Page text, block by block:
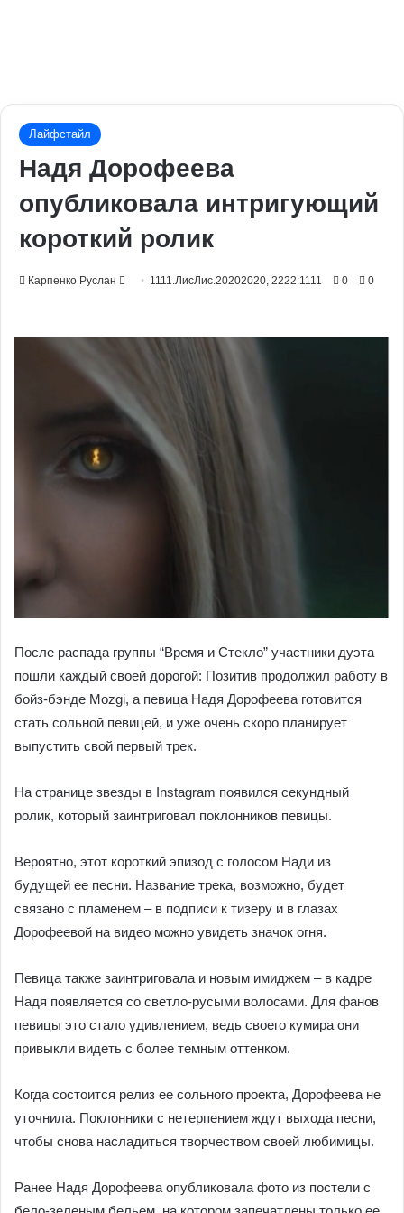
Лайфстайл
Надя Дорофеева
опубликовала интригующий
короткий ролик
Карпенко Руслан
Send 1111.ЛисЛис.20202020, 2222:1111 0 0
После распада группы “Время и Стекло” участники дуэта
пошли каждый своей дорогой: Позитив продолжил работу в
бойз-бэнде Mozgi, а певица Надя Дорофеева готовится
стать сольной певицей, и уже очень скоро планирует
выпустить свой первый трек.
На странице звезды в Instagram появился секундный
ролик, который заинтриговал поклонников певицы.
Вероятно, этот короткий эпизод с голосом Нади из
будущей ее песни. Название трека, возможно, будет
связано с пламенем – в подписи к тизеру и в глазах
Дорофеевой на видео можно увидеть значок огня.
Певица также заинтриговала и новым имиджем – в кадре
Надя появляется со светло-русыми волосами. Для фанов
певицы это стало удивлением, ведь своего кумира они
привыкли видеть с более темным оттенком.
Когда состоится релиз ее сольного проекта, Дорофеева не
уточнила. Поклонники с нетерпением ждут выхода песни,
чтобы снова насладиться творчеством своей любимицы.
Ранее Надя Дорофеева опубликовала фото из постели с